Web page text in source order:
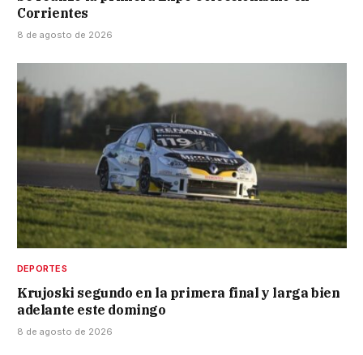
Corrientes
8 de agosto de 2026
DEPORTES
Krujoski segundo en la primera final y larga bien
adelante este domingo
8 de agosto de 2026